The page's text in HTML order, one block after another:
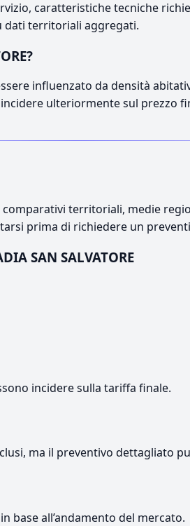
caratteristiche tecniche
dati territoriali aggregati.
influenzato da densità
ulteriormente sul prezzo
territoriali, medie
prima di richiedere un
SAN SALVATORE
incidere sulla tariffa finale.
ma il preventivo dettagliato
base all’andamento del mercato.